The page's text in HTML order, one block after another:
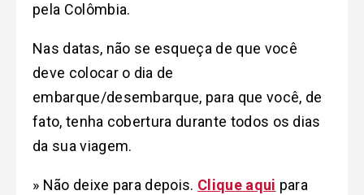
pela Colômbia.
Nas datas, não se esqueça de que você
deve colocar o dia de
embarque/desembarque, para que você, de
fato, tenha cobertura durante todos os dias
da sua viagem.
» Não deixe para depois. Clique aqui para